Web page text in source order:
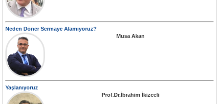
Neden Döner Sermaye Alamıyoruz?
Musa Akan
Yaşlanıyoruz
Prof.Dr.İbrahim İkizceli